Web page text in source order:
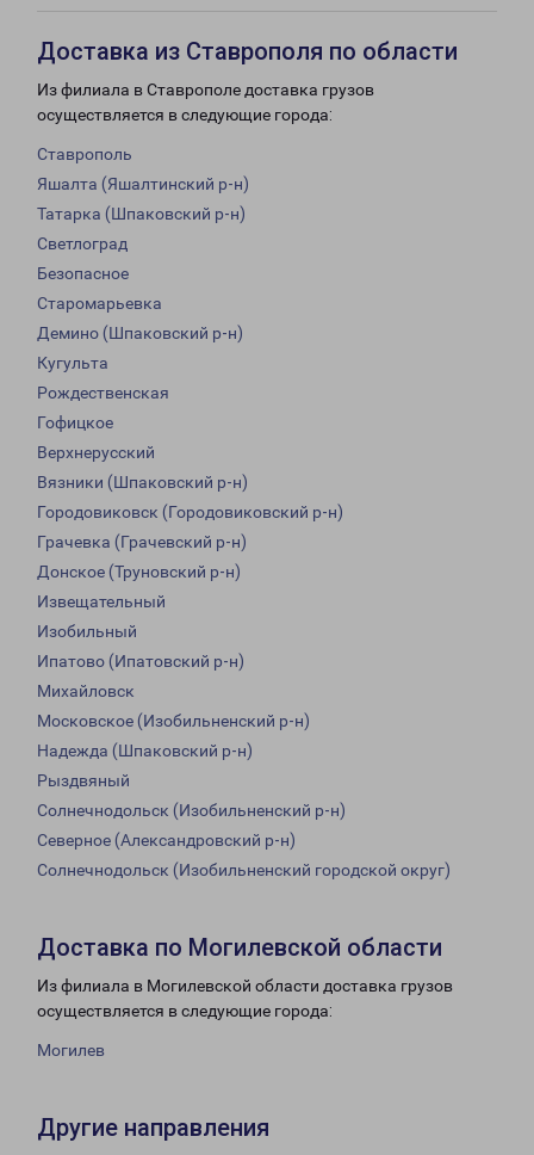
Доставка из Ставрополя по области
Из филиала в Ставрополе доставка грузов
осуществляется в следующие города:
Ставрополь
Яшалта (Яшалтинский р-н)
Татарка (Шпаковский р-н)
Светлоград
Безопасное
Старомарьевка
Демино (Шпаковский р-н)
Кугульта
Рождественская
Гофицкое
Верхнерусский
Вязники (Шпаковский р-н)
Городовиковск (Городовиковский р-н)
Грачевка (Грачевский р-н)
Донское (Труновский р-н)
Извещательный
Изобильный
Ипатово (Ипатовский р-н)
Михайловск
Московское (Изобильненский р-н)
Надежда (Шпаковский р-н)
Рыздвяный
Солнечнодольск (Изобильненский р-н)
Северное (Александровский р-н)
Солнечнодольск (Изобильненский городской округ)
Доставка по Могилевской области
Из филиала в Могилевской области доставка грузов
осуществляется в следующие города:
Могилев
Другие направления